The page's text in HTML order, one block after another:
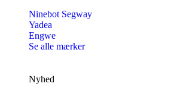
Ninebot Segway
Yadea
Engwe
Se alle mærker
Nyhed